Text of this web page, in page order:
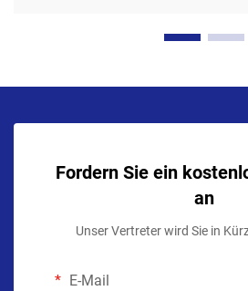
Fordern Sie ein
an
Unser Vertreter wird Sie in
E-Mail